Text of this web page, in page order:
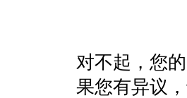
对不起，您
果您有异议